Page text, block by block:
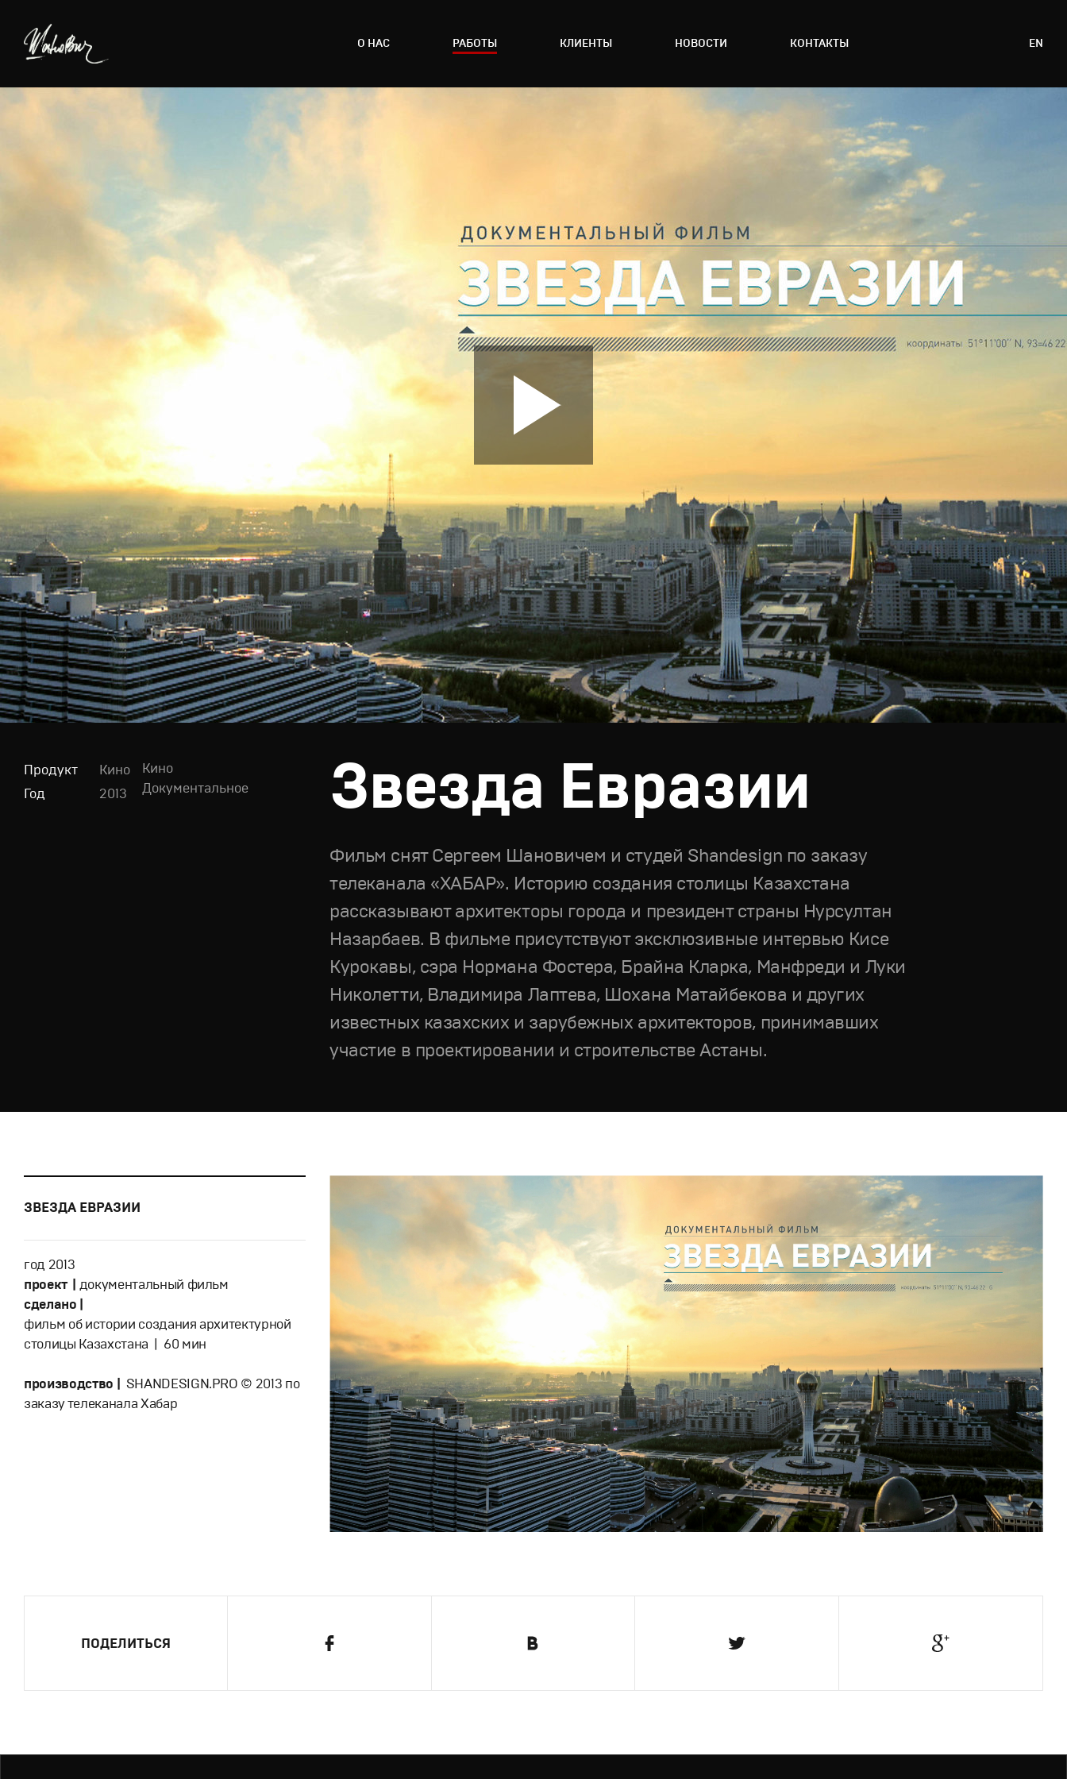
О НАС РАБОТЫ КЛИЕНТЫ НОВОСТИ КОНТАКТЫ EN
Продукт
Кино
Год
2013
Кино
Документальное
Звезда Евразии
Фильм снят Сергеем Шановичем и студей Shandesign по заказу
телеканала «ХАБАР». Историю создания столицы Казахстана
рассказывают архитекторы города и президент страны Нурсултан
Назарбаев. В фильме присутствуют эксклюзивные интервью Кисе
Курокавы, сэра Нормана Фостера, Брайна Кларка, Манфреди и Луки
Николетти, Владимира Лаптева, Шохана Матайбекова и других
известных казахских и зарубежных архитекторов, принимавших
участие в проектировании и строительстве Астаны.
ЗВЕЗДА ЕВРАЗИИ
год 2013
проект | документальный фильм
сделано |
фильм об истории создания архитектурной
столицы Казахстана | 60 мин
производство |
SHANDESIGN.PRO © 2013 по
заказу телеканала Хабар
ПОДЕЛИТЬСЯ